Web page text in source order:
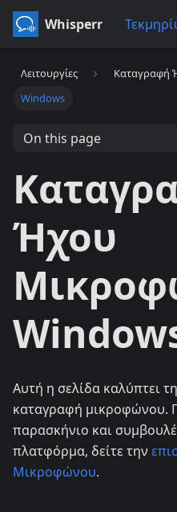
Whisperr
Λειτουργίες
Καταγραφή
Windows
On this page
Ήχου
Αυτή η σελίδα καλύπτει
καταγραφή μικροφώνου.
παρασκήνιο και
πλατφόρμα, δείτε την
Μικροφώνου.